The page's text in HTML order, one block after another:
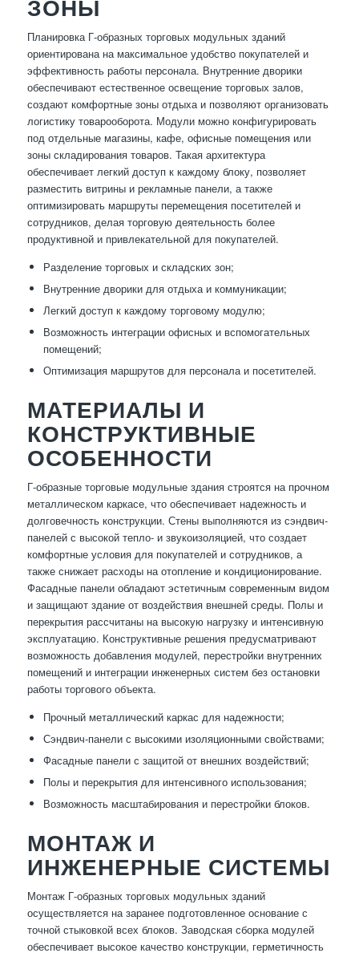
ЗОНЫ
Планировка Г-образных торговых модульных зданий
ориентирована на максимальное удобство покупателей и
эффективность работы персонала. Внутренние дворики
обеспечивают естественное освещение торговых залов,
создают комфортные зоны отдыха и позволяют организовать
логистику товарооборота. Модули можно конфигурировать
под отдельные магазины, кафе, офисные помещения или
зоны складирования товаров. Такая архитектура
обеспечивает легкий доступ к каждому блоку, позволяет
разместить витрины и рекламные панели, а также
оптимизировать маршруты перемещения посетителей и
сотрудников, делая торговую деятельность более
продуктивной и привлекательной для покупателей.
Разделение торговых и складских зон;
Внутренние дворики для отдыха и коммуникации;
Легкий доступ к каждому торговому модулю;
Возможность интеграции офисных и вспомогательных
помещений;
Оптимизация маршрутов для персонала и посетителей.
МАТЕРИАЛЫ И
КОНСТРУКТИВНЫЕ
ОСОБЕННОСТИ
Г-образные торговые модульные здания строятся на прочном
металлическом каркасе, что обеспечивает надежность и
долговечность конструкции. Стены выполняются из сэндвич-
панелей с высокой тепло- и звукоизоляцией, что создает
комфортные условия для покупателей и сотрудников, а
также снижает расходы на отопление и кондиционирование.
Фасадные панели обладают эстетичным современным видом
и защищают здание от воздействия внешней среды. Полы и
перекрытия рассчитаны на высокую нагрузку и интенсивную
эксплуатацию. Конструктивные решения предусматривают
возможность добавления модулей, перестройки внутренних
помещений и интеграции инженерных систем без остановки
работы торгового объекта.
Прочный металлический каркас для надежности;
Сэндвич-панели с высокими изоляционными свойствами;
Фасадные панели с защитой от внешних воздействий;
Полы и перекрытия для интенсивного использования;
Возможность масштабирования и перестройки блоков.
МОНТАЖ И
ИНЖЕНЕРНЫЕ СИСТЕМЫ
Монтаж Г-образных торговых модульных зданий
осуществляется на заранее подготовленное основание с
точной стыковкой всех блоков. Заводская сборка модулей
обеспечивает высокое качество конструкции, герметичность